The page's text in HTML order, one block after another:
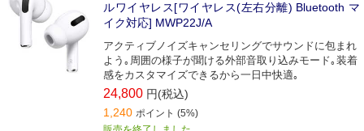
ルワイヤレス[ワイヤレス(左右分離) Bluetooth マ
イク対応] MWP22J/A
アクティブノイズキャンセリングでサウンドに包まれ
よう｡周囲の様子が聞ける外部音取り込みモード｡装着
感をカスタマイズできるから一日中快適｡
24,800 円(税込)
1,240 ポイント (5%)